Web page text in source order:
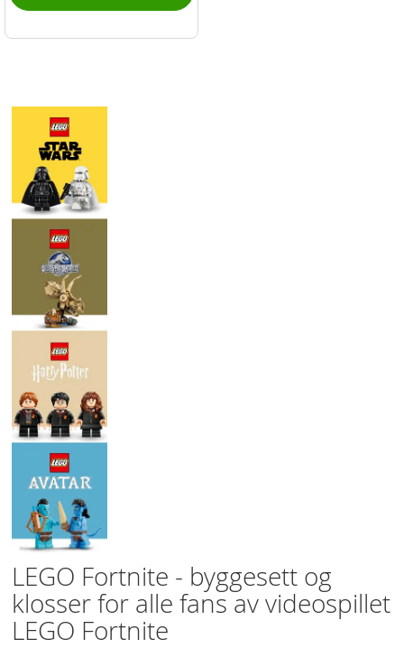
LEGO Fortnite - byggesett og
klosser for alle fans av videospillet
LEGO Fortnite